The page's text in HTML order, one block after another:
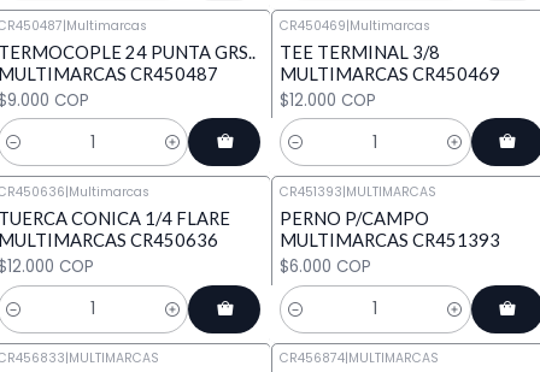
|Multimarcas
24 PUNTA GRS..
CR450487
COP
CR450469|Multimarcas
TEE TERMINAL 3/8
MULTIMARCAS CR450469
$12.000 COP
Cantidad
|Multimarcas
CONICA 1/4 FLARE
CR450636
COP
CR451393|MULTIMARCAS
PERNO P/CAMPO
MULTIMARCAS CR451393
$6.000 COP
Cantidad
|MULTIMARCAS CR456874|MULTIMARCAS